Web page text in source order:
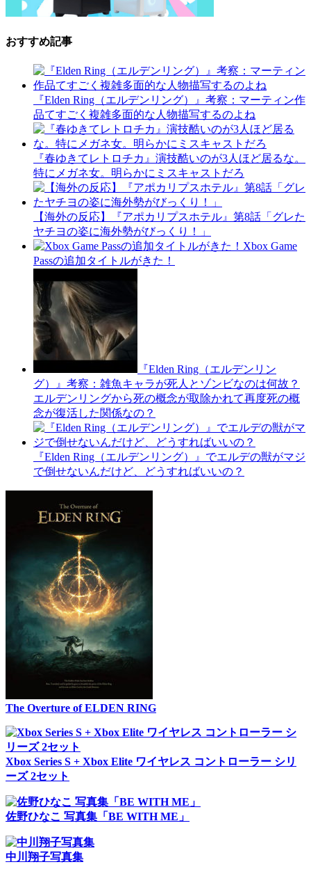
おすすめ記事
『Elden Ring（エルデンリング）』考察：マーティン作
品てすごく複雑多面的な人物描写するのよね
『春ゆきてレトロチカ』演技酷いのが3人ほど居るな。
特にメガネ女。明らかにミスキャストだろ
【海外の反応】『アポカリプスホテル』第8話「グレた
ヤチヨの姿に海外勢がびっくり！」
Xbox Game
Passの追加タイトルがきた！
『Elden Ring（エルデンリン
グ）』考察：雑魚キャラが死人とゾンビなのは何故？
エルデンリングから死の概念が取除かれて再度死の概
念が復活した関係なの？
『Elden Ring（エルデンリング）』でエルデの獣がマジ
で倒せないんだけど、どうすればいいの？
The Overture of ELDEN RING
Xbox Series S + Xbox Elite ワイヤレス コントローラー シリ
ーズ 2セット
佐野ひなこ 写真集「BE WITH ME」
中川翔子写真集